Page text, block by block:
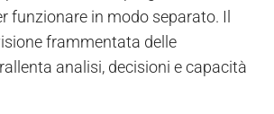
funzionare in modo separato. Il
frammentata delle
analisi, decisioni e capacità